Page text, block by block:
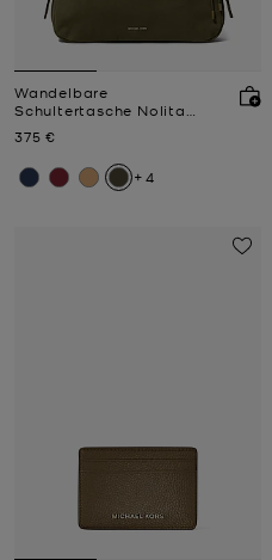
Wandelbare
Schultertasche Nolita
Jetzt
375 €
+4